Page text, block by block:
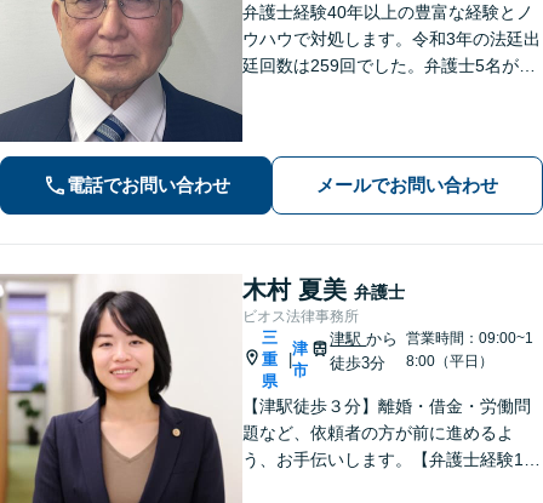
弁護士経験40年以上の豊富な経験とノ
ウハウで対処します。令和3年の法廷出
廷回数は259回でした。弁護士5名が過
電話でお問い合わせ メールでお問い合わせ
木村 夏美 弁護士
ビオス法律事務所
三
重
県
|
津
市
津駅から
徒歩3分
営業時間：09:00~1
8:00（平日）
【津駅徒歩３分】離婚・借金・労働問
題など、依頼者の方が前に進めるよ
う、お手伝いします。【弁護士経験10